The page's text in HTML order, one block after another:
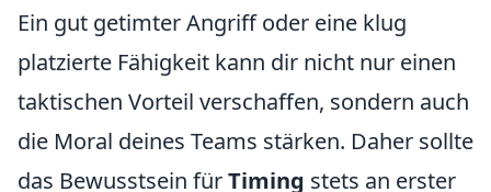
Ein gut getimter Angriff oder eine klug
platzierte Fähigkeit kann dir nicht nur einen
taktischen Vorteil verschaffen, sondern auch
die Moral deines Teams stärken. Daher sollte
das Bewusstsein fürTiming stets an erster